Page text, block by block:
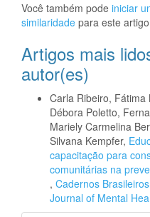
Você também pode iniciar
similaridade para este
Artigos mais
autor(es)
Carla Ribeiro, Fátima
Débora Poletto,
Mariely Carmelina
Silvana Kempfer,
capacitação para
comunitárias na
, Cadernos
Journal of Mental